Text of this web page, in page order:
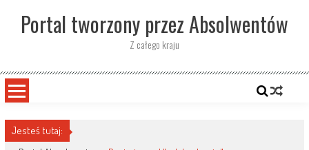
contentPortal tworzony przez Absolwentów
Z całego kraju
Jesteś tutaj: